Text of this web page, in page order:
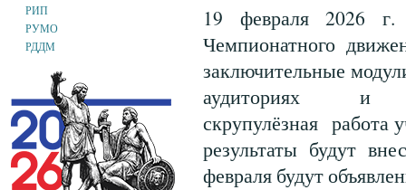
РИП
РУМО
РДДМ
19 февраля 2026 г.
Чемпионатного
заключительные
аудиториях и
скрупулёзная работа
результаты будут
февраля будут